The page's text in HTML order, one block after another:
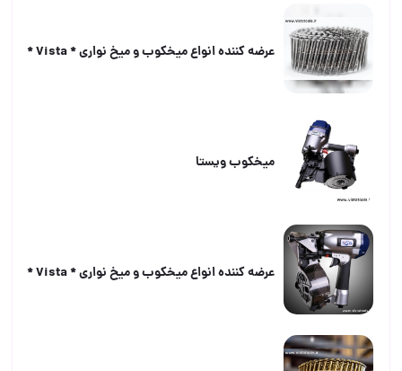
عرضه كننده انواع ميخكوب و ميخ نوارى * Vista *
ميخكوب ويستا
عرضه كننده انواع ميخكوب و ميخ نوارى * Vista *